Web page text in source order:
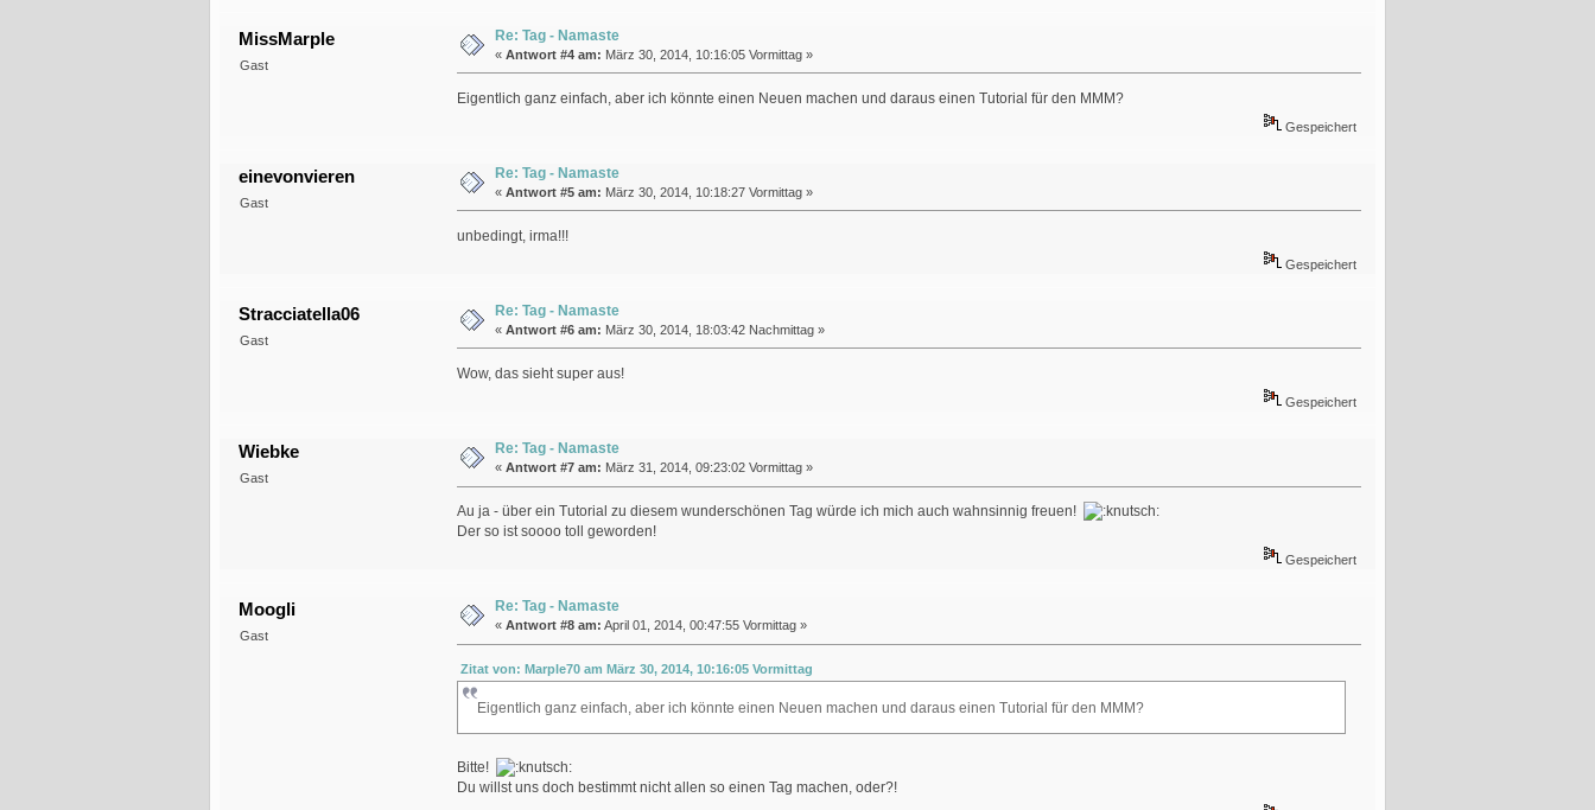
MissMarple
Gast
Re: Tag - Namaste
« Antwort #4 am: März 30, 2014, 10:16:05 Vormittag »
Eigentlich ganz einfach, aber ich könnte einen Neuen machen und daraus einen Tutorial für den MMM?
Gespeichert
einevonvieren
Gast
Re: Tag - Namaste
« Antwort #5 am: März 30, 2014, 10:18:27 Vormittag »
unbedingt, irma!!!
Gespeichert
Stracciatella06
Gast
Re: Tag - Namaste
« Antwort #6 am: März 30, 2014, 18:03:42 Nachmittag »
Wow, das sieht super aus!
Gespeichert
Wiebke
Gast
Re: Tag - Namaste
« Antwort #7 am: März 31, 2014, 09:23:02 Vormittag »
Au ja - über ein Tutorial zu diesem wunderschönen Tag würde ich mich auch wahnsinnig freuen!
Der so ist soooo toll geworden!
Gespeichert
Moogli
Gast
Re: Tag - Namaste
« Antwort #8 am: April 01, 2014, 00:47:55 Vormittag »
Zitat von: Marple70 am März 30, 2014, 10:16:05 Vormittag
Eigentlich ganz einfach, aber ich könnte einen Neuen machen und daraus einen Tutorial für den MMM?
Bitte!
Du willst uns doch bestimmt nicht allen so einen Tag machen, oder?!